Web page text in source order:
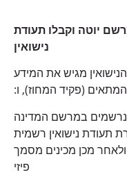
יוטה וקבלו תעודת
נישואין
מגיש את המידע
(פקיד המחוז), ו:
במרשם המדינה
תעודת נישואין רשמית
מכן מכינים מסמך
פיזי